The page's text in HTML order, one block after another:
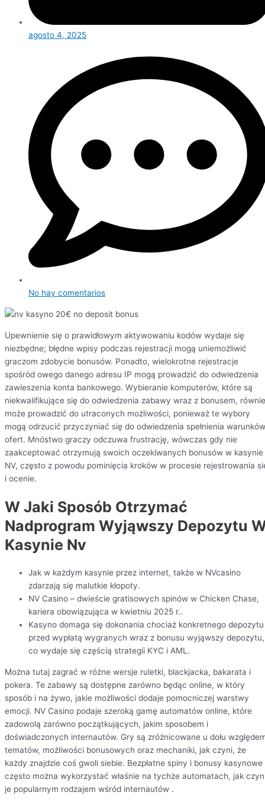
agosto 4, 2025
No hay comentarios
Upewnienie się o prawidłowym aktywowaniu kodów wydaje się
niezbędne; błędne wpisy podczas rejestracji mogą uniemożliwić
graczom zdobycie bonusów. Ponadto, wielokrotne rejestracje
spośród owego danego adresu IP mogą prowadzić do odwiedzenia
zawieszenia konta bankowego. Wybieranie komputerów, które są
niekwalifikujące się do odwiedzenia zabawy wraz z bonusem,
może prowadzić do utraconych możliwości, ponieważ te wybory
mogą odrzucić przyczyniać się do odwiedzenia spełnienia warunków
ofert. Mnóstwo graczy odczuwa frustrację, wówczas gdy nie
zaakceptować otrzymują swoich oczekiwanych bonusów w kasynie
NV, często z powodu pominięcia kroków w procesie rejestrowania
i ocenie.
W Jaki Sposób Otrzymać
Nadprogram Wyjąwszy Depozytu
Kasynie Nv
Jak w każdym kasynie przez internet, także w NVcasino
zdarzają się malutkie kłopoty.
NV Casino – dwieście gratisowych spinów w Chicken Chase,
kariera obowiązująca w kwietniu 2025 r..
Kasyno domaga się dokonania chociaż konkretnego depozytu
przed wypłatą wygranych wraz z bonusu wyjąwszy depozytu,
co wydaje się częścią strategii KYC i AML.
Można tutaj zagrać w różne wersje ruletki, blackjacka, bakarata i
pokera. Te zabawy są dostępne zarówno będąc online, w który
sposób i na żywo, jakie możliwości dodaje pomocniczej warstwy
emocji. NV Casino podaje szeroką gamę automatów online, które
zadowolą zarówno początkujących, jakim sposobem i
doświadczonych internautów. Gry są zróżnicowane u dołu
tematów, możliwości bonusowych oraz mechaniki, jak czyni, że
każdy znajdzie coś gwoli siebie. Bezpłatne spiny i bonusy kasynowe
często można wykorzystać właśnie na tychże automatach, jak
je popularnym rodzajem wśród internautów .